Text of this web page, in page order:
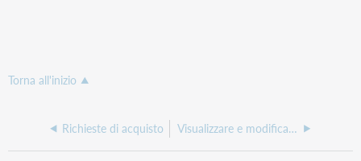
Torna all'inizio
Richieste di acquisto Visualizzare e modificare una richiesta di acquisto